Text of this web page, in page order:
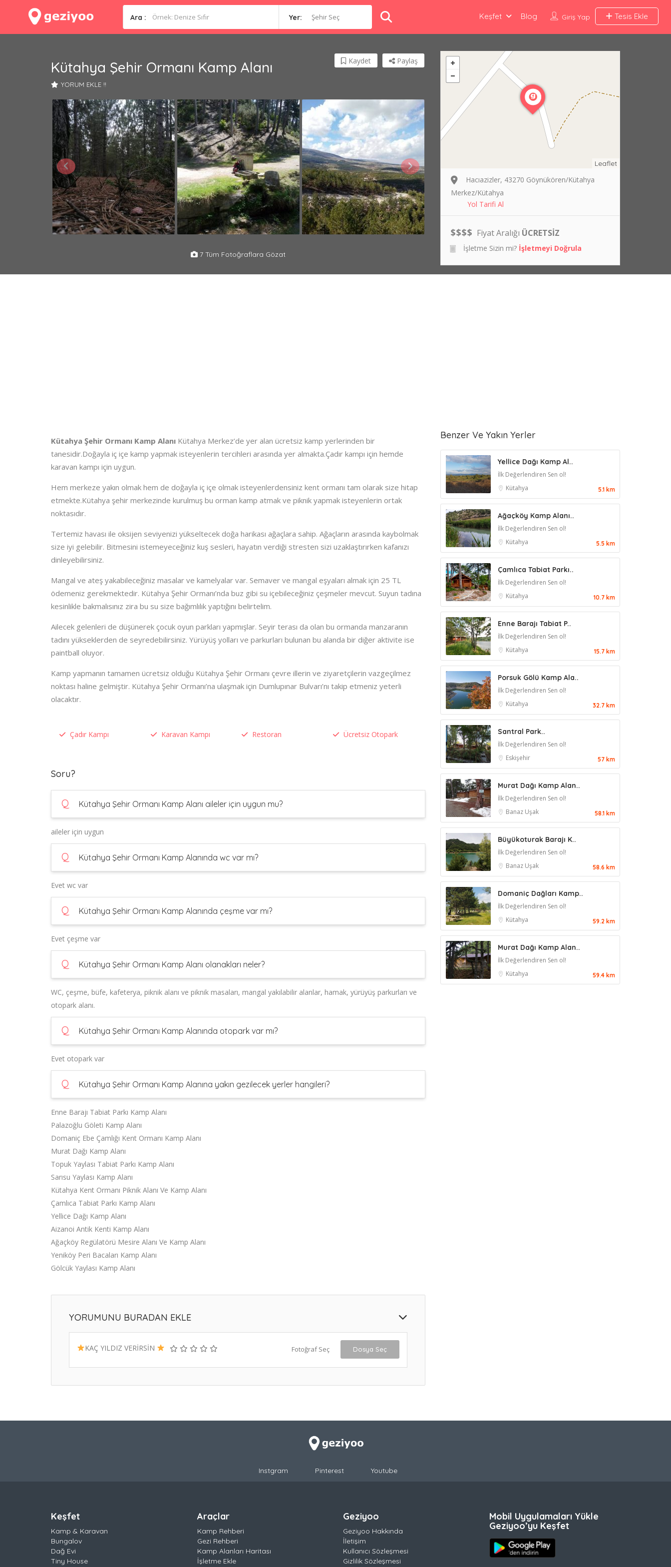
Ara : Yer: Şehir Seç Giriş Yap Tesis Ekle
Keşfet Blog
Kütahya Şehir Ormanı Kamp Alanı
YORUM EKLE !!
Paylaş
Kaydet
7 Tüm Fotoğraflara Gözat
Kütahya Şehir Ormanı Kamp Alanı Kütahya Merkez’de yer alan ücretsiz kamp yerlerinden bir
tanesidir.Doğayla iç içe kamp yapmak isteyenlerin tercihleri arasında yer almakta.Çadır kampı için hemde
karavan kampı için uygun.
Hem merkeze yakın olmak hem de doğayla iç içe olmak isteyenlerdensiniz kent ormanı tam olarak size hitap
etmekte.Kütahya şehir merkezinde kurulmuş bu orman kamp atmak ve piknik yapmak isteyenlerin ortak
noktasıdır.
Tertemiz havası ile oksijen seviyenizi yükseltecek doğa harikası ağaçlara sahip. Ağaçların arasında kaybolmak
size iyi gelebilir. Bitmesini istemeyeceğiniz kuş sesleri, hayatın verdiği stresten sizi uzaklaştırırken kafanızı
dinleyebilirsiniz.
Mangal ve ateş yakabileceğiniz masalar ve kamelyalar var. Semaver ve mangal eşyaları almak için 25 TL
ödemeniz gerekmektedir. Kütahya Şehir Ormanı’nda buz gibi su içebileceğiniz çeşmeler mevcut. Suyun tadına
kesinlikle bakmalısınız zira bu su size bağımlılık yaptığını belirtelim.
Ailecek gelenleri de düşünerek çocuk oyun parkları yapmışlar. Seyir terası da olan bu ormanda manzaranın
tadını yükseklerden de seyredebilirsiniz. Yürüyüş yolları ve parkurları bulunan bu alanda bir diğer aktivite ise
paintball oluyor.
Kamp yapmanın tamamen ücretsiz olduğu Kütahya Şehir Ormanı çevre illerin ve ziyaretçilerin vazgeçilmez
noktası haline gelmiştir. Kütahya Şehir Ormanı’na ulaşmak için Dumlupınar Bulvarı’nı takip etmeniz yeterli
olacaktır.
Çadır Kampı Karavan Kampı Restoran Ücretsiz Otopark
Soru?
Q Kütahya Şehir Ormanı Kamp Alanı aileler için uygun mu?
aileler için uygun
Q Kütahya Şehir Ormanı Kamp Alanında wc var mı?
Evet wc var
Q Kütahya Şehir Ormanı Kamp Alanında çeşme var mı?
Evet çeşme var
Q Kütahya Şehir Ormanı Kamp Alanı olanakları neler?
WC, çeşme, büfe, kafeterya, piknik alanı ve piknik masaları, mangal yakılabilir alanlar, hamak, yürüyüş parkurları ve
otopark alanı.
Q Kütahya Şehir Ormanı Kamp Alanında otopark var mı?
Evet otopark var
Q Kütahya Şehir Ormanı Kamp Alanına yakın gezilecek yerler hangileri?
Enne Barajı Tabiat Parkı Kamp Alanı
Palazoğlu Göleti Kamp Alanı
Domaniç Ebe Çamlığı Kent Ormanı Kamp Alanı
Murat Dağı Kamp Alanı
Topuk Yaylası Tabiat Parkı Kamp Alanı
Sarısu Yaylası Kamp Alanı
Kütahya Kent Ormanı Piknik Alanı Ve Kamp Alanı
Çamlıca Tabiat Parkı Kamp Alanı
Yellice Dağı Kamp Alanı
Aizanoi Antik Kenti Kamp Alanı
Ağaçköy Regülatörü Mesire Alanı Ve Kamp Alanı
Yeniköy Peri Bacaları Kamp Alanı
Gölcük Yaylası Kamp Alanı
YORUMUNU BURADAN EKLE
KAÇ YILDIZ VERİRSİN Fotoğraf Seç Dosya Seç
Leaflet
Hacıazizler, 43270 Göynükören/Kütahya
Merkez/Kütahya
Yol Tarifi Al
$$$$ Fiyat Aralığı ÜCRETSİZ
İşletme Sizin mi? İşletmeyi Doğrula
Benzer Ve Yakın Yerler
Yellice Dağı Kamp Al..
İlk Değerlendiren Sen ol!
Kütahya
5.1 km
Ağaçköy Kamp Alanı..
İlk Değerlendiren Sen ol!
Kütahya
5.5 km
Çamlıca Tabiat Parkı..
İlk Değerlendiren Sen ol!
Kütahya
10.7 km
Enne Barajı Tabiat P..
İlk Değerlendiren Sen ol!
Kütahya
15.7 km
Porsuk Gölü Kamp Ala..
İlk Değerlendiren Sen ol!
Kütahya
32.7 km
Santral Park..
İlk Değerlendiren Sen ol!
Eskişehir
57 km
Murat Dağı Kamp Alan..
İlk Değerlendiren Sen ol!
Banaz Uşak 58.1 km
Büyükoturak Barajı K..
İlk Değerlendiren Sen ol!
Banaz Uşak 58.6 km
Domaniç Dağları Kamp..
İlk Değerlendiren Sen ol!
Kütahya
59.2 km
Murat Dağı Kamp Alan..
İlk Değerlendiren Sen ol!
Kütahya
59.4 km
Instgram Pinterest Youtube
Keşfet
Kamp & Karavan
Bungalov
Dağ Evi
Tiny House
Araçlar
Kamp Rehberi
Gezi Rehberi
Kamp Alanları Haritası
İşletme Ekle
Geziyoo
Geziyoo Hakkında
İletişim
Kullanıcı Sözleşmesi
Gizlilik Sözleşmesi
Mobil Uygulamaları Yükle
Geziyoo’yu Keşfet